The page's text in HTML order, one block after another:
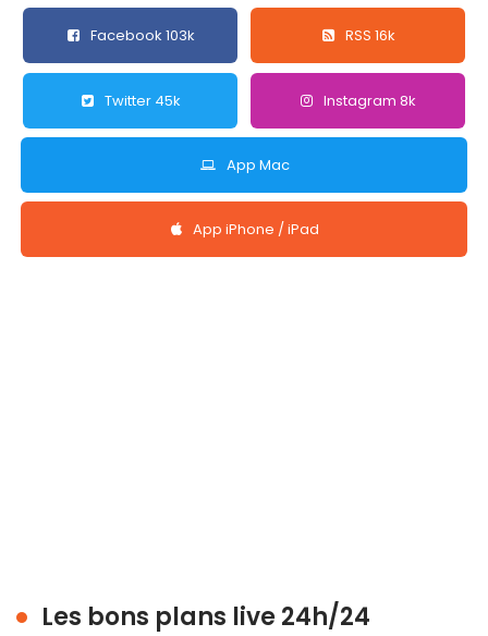
Facebook 103k RSS 16k
Twitter 45k Instagram 8k
App Mac
App iPhone / iPad
Les bons plans live 24h/24